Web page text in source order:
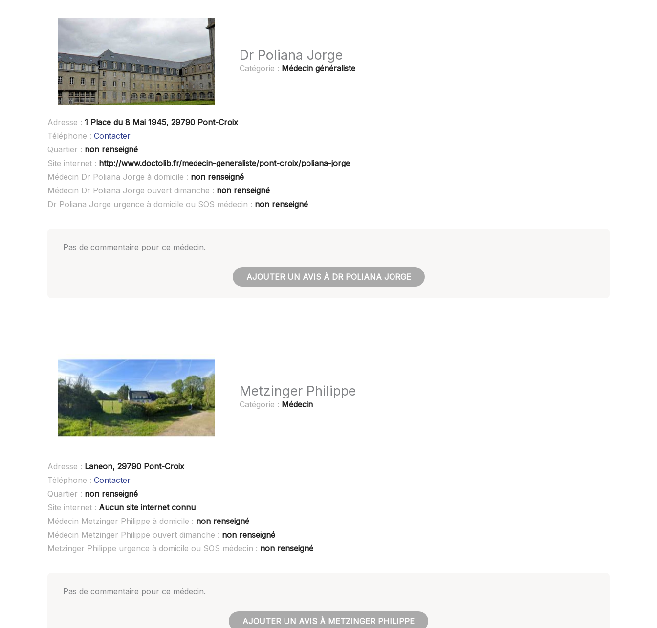
Dr Poliana Jorge
Catégorie : Médecin généraliste
Adresse : 1 Place du 8 Mai 1945, 29790 Pont-Croix
Téléphone : Contacter
Quartier : non renseigné
Site internet : http://www.doctolib.fr/medecin-generaliste/pont-croix/poliana-jorge
Médecin Dr Poliana Jorge à domicile : non renseigné
Médecin Dr Poliana Jorge ouvert dimanche : non renseigné
Dr Poliana Jorge urgence à domicile ou SOS médecin : non renseigné
Pas de commentaire pour ce médecin.
AJOUTER UN AVIS À DR POLIANA JORGE
Metzinger Philippe
Catégorie : Médecin
Adresse : Laneon, 29790 Pont-Croix
Téléphone : Contacter
Quartier : non renseigné
Site internet : Aucun site internet connu
Médecin Metzinger Philippe à domicile : non renseigné
Médecin Metzinger Philippe ouvert dimanche : non renseigné
Metzinger Philippe urgence à domicile ou SOS médecin : non renseigné
Pas de commentaire pour ce médecin.
AJOUTER UN AVIS À METZINGER PHILIPPE